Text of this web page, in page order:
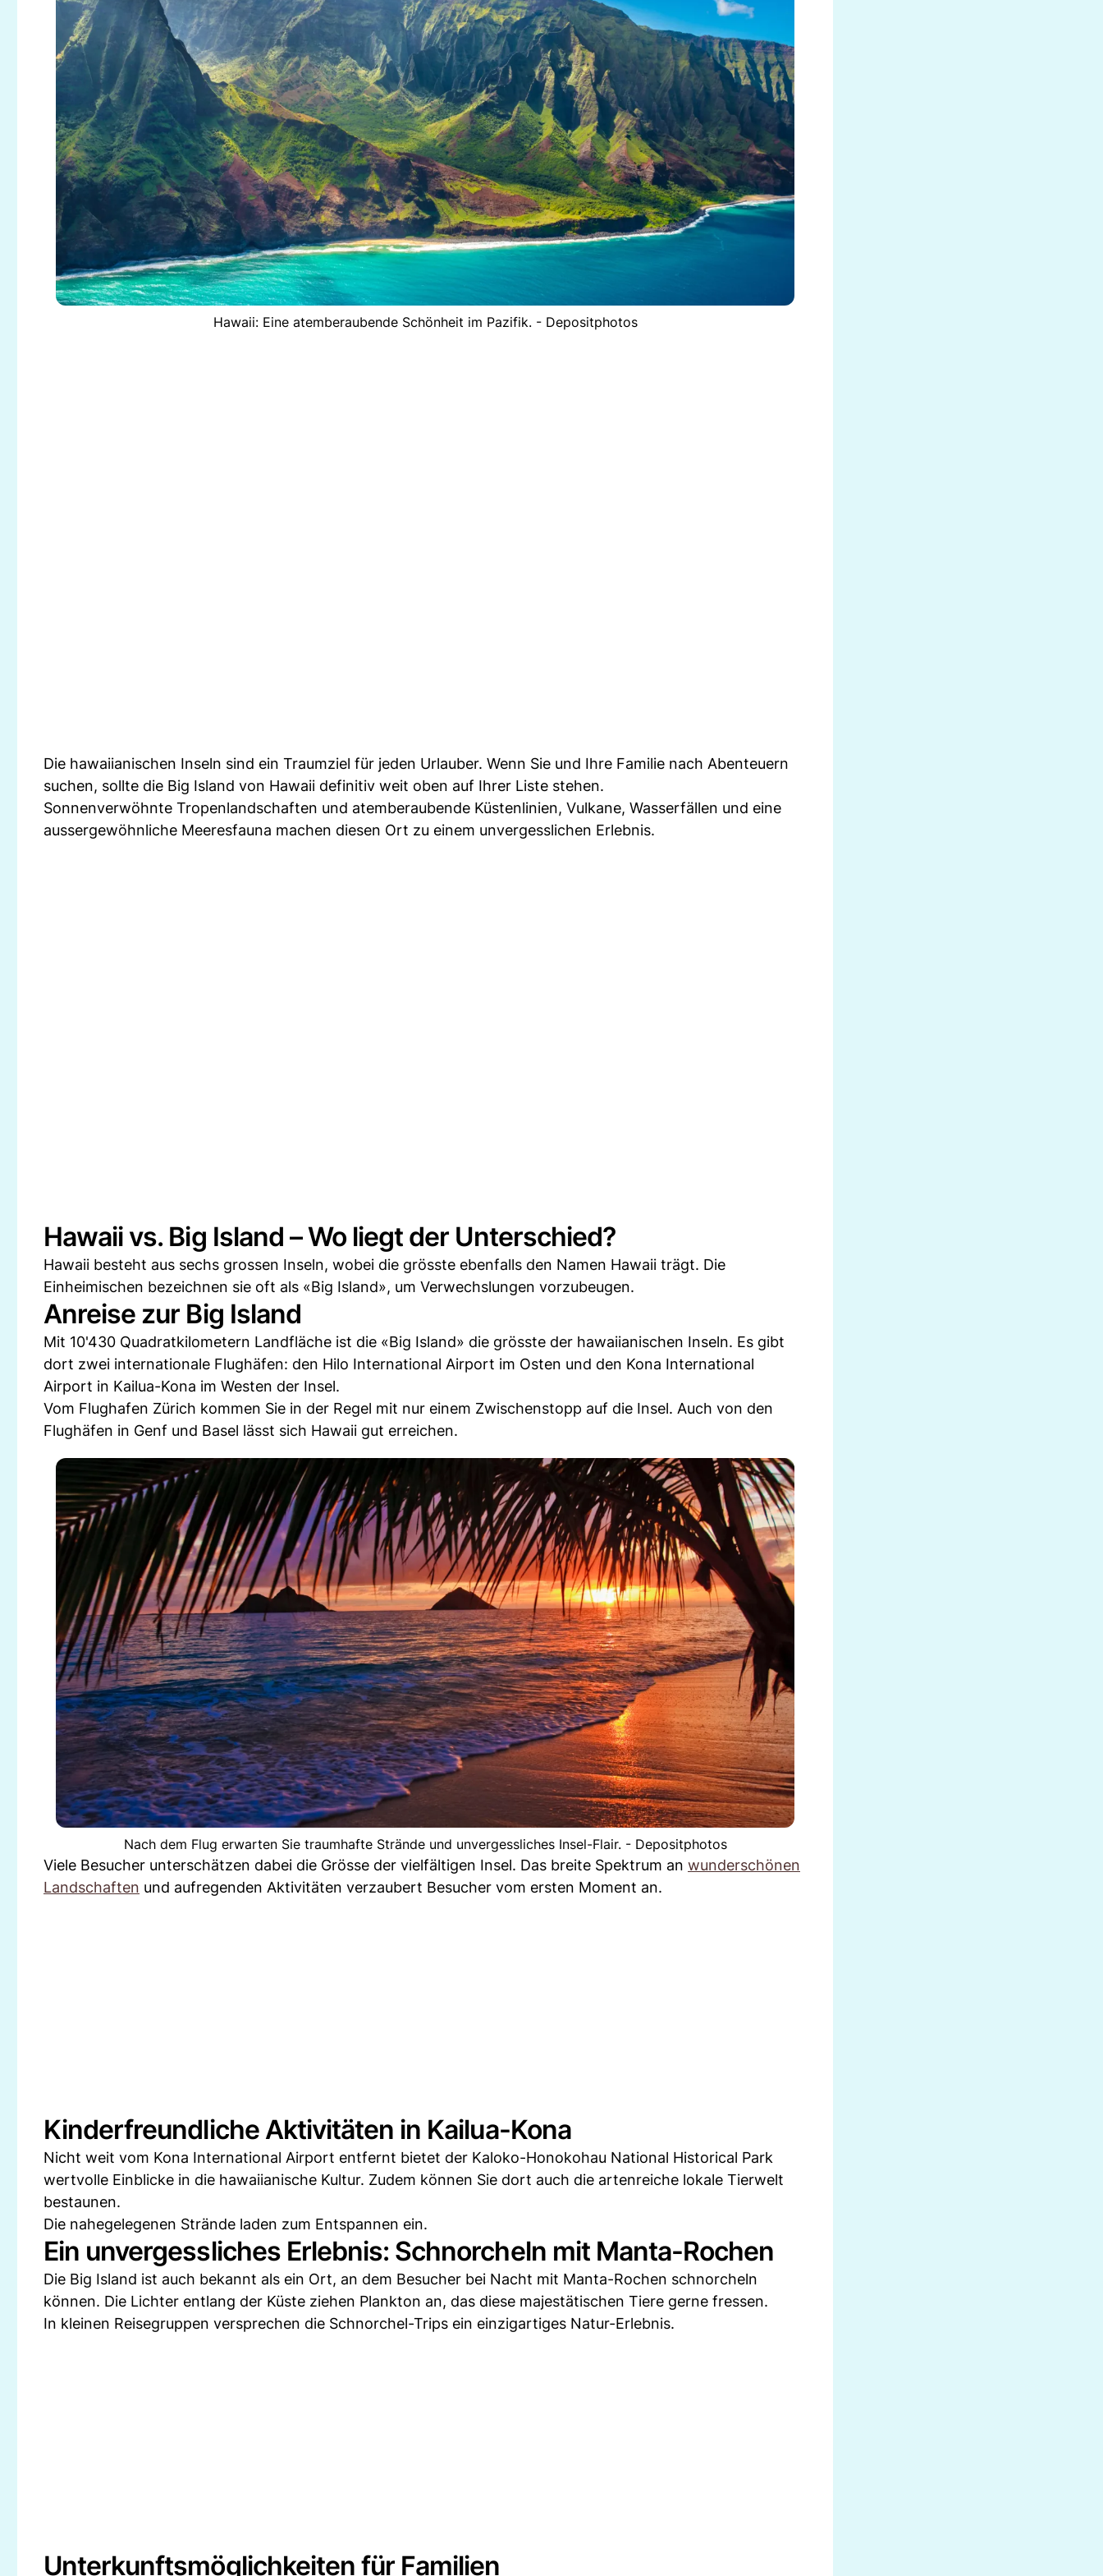
Hawaii: Eine atemberaubende Schönheit im Pazifik. - Depositphotos
Die hawaiianischen Inseln sind ein Traumziel für jeden Urlauber. Wenn Sie und Ihre Familie nach Abenteuern
suchen, sollte die Big Island von Hawaii definitiv weit oben auf Ihrer Liste stehen.
Sonnenverwöhnte Tropenlandschaften und atemberaubende Küstenlinien, Vulkane, Wasserfällen und eine
aussergewöhnliche Meeresfauna machen diesen Ort zu einem unvergesslichen Erlebnis.
Hawaii vs. Big Island – Wo liegt der Unterschied?
Hawaii besteht aus sechs grossen Inseln, wobei die grösste ebenfalls den Namen Hawaii trägt. Die
Einheimischen bezeichnen sie oft als «Big Island», um Verwechslungen vorzubeugen.
Anreise zur Big Island
Mit 10'430 Quadratkilometern Landfläche ist die «Big Island» die grösste der hawaiianischen Inseln. Es gibt
dort zwei internationale Flughäfen: den Hilo International Airport im Osten und den Kona International
Airport in Kailua-Kona im Westen der Insel.
Vom Flughafen Zürich kommen Sie in der Regel mit nur einem Zwischenstopp auf die Insel. Auch von den
Flughäfen in Genf und Basel lässt sich Hawaii gut erreichen.
Nach dem Flug erwarten Sie traumhafte Strände und unvergessliches Insel-Flair. - Depositphotos
Viele Besucher unterschätzen dabei die Grösse der vielfältigen Insel. Das breite Spektrum an wunderschönen
Landschaften und aufregenden Aktivitäten verzaubert Besucher vom ersten Moment an.
Kinderfreundliche Aktivitäten in Kailua-Kona
Nicht weit vom Kona International Airport entfernt bietet der Kaloko-Honokohau National Historical Park
wertvolle Einblicke in die hawaiianische Kultur. Zudem können Sie dort auch die artenreiche lokale Tierwelt
bestaunen.
Die nahegelegenen Strände laden zum Entspannen ein.
Ein unvergessliches Erlebnis: Schnorcheln mit Manta-Rochen
Die Big Island ist auch bekannt als ein Ort, an dem Besucher bei Nacht mit Manta-Rochen schnorcheln
können. Die Lichter entlang der Küste ziehen Plankton an, das diese majestätischen Tiere gerne fressen.
In kleinen Reisegruppen versprechen die Schnorchel-Trips ein einzigartiges Natur-Erlebnis.
Unterkunftsmöglichkeiten für Familien